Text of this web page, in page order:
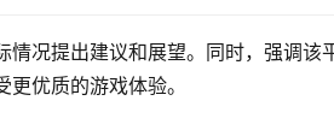
况提出建议和展望。同时，强调该
优质的游戏体验。